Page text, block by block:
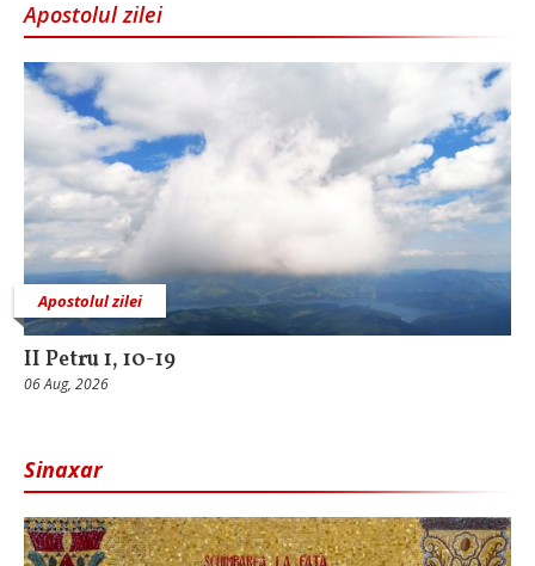
Apostolul zilei
Apostolul zilei
II Petru 1, 10-19
06 Aug, 2026
Sinaxar